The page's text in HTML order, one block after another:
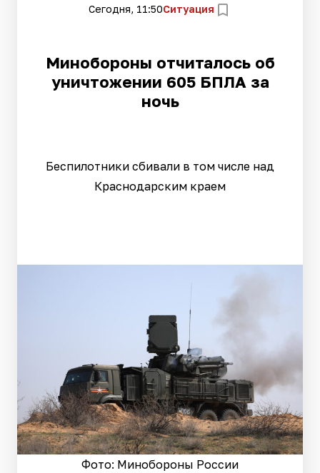
Сегодня, 11:50Ситуация
Минобороны отчиталось об
уничтожении 605 БПЛА за
ночь
Беспилотники сбивали в том числе над
Краснодарским краем
Фото: Минобороны России